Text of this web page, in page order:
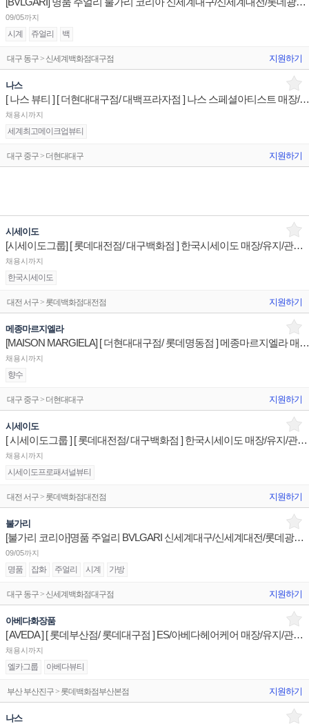
09/05까지
시계 쥬얼리 백
대구 동구 > 신세계백화점대구점 지원하기
나스
[ 나스 뷰티 ] [ 더현대대구점/ 대백프라자점 ] 나스 스페셜아티스트 매장/유지/관리 매장판매사원
채용시까지
세계최고메이크업뷰티
대구 중구 > 더현대대구 지원하기
시세이도
[시세이도그룹] [ 롯데대전점/ 대구백화점 ] 한국시세이도 매장/유지/관리 매장판매사원
채용시까지
한국시세이도
대전 서구 > 롯데백화점대전점 지원하기
메종마르지엘라
[MAISON MARGIELA] [ 더현대대구점/ 롯데명동점 ] 메종마르지엘라 매장 유지관리 매장사원
채용시까지
향수
대구 중구 > 더현대대구 지원하기
시세이도
[ 시세이도그룹 ] [ 롯데대전점/ 대구백화점 ] 한국시세이도 매장/유지/관리 판매전문직원
채용시까지
시세이도프로패셔널뷰티
대전 서구 > 롯데백화점대전점 지원하기
불가리
[불가리 코리아]명품 주얼리 BVLGARI 신세계대구/신세계대전/롯데광주 슈퍼바이저/판매사원 채용
09/05까지
명품 잡화 주얼리 시계 가방
대구 동구 > 신세계백화점대구점 지원하기
아베다화장품
[ AVEDA ] [ 롯데부산점/ 롯데대구점 ] ES/아베다헤어케어 매장/유지/관리 매장판매사원
채용시까지
엘카그룹 아베다뷰티
부산 부산진구 > 롯데백화점부산본점 지원하기
나스